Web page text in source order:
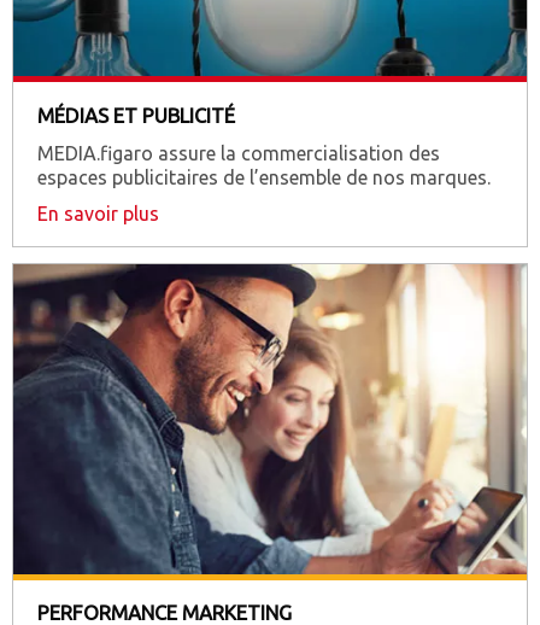
MÉDIAS ET PUBLICITÉ
MEDIA.figaro assure la commercialisation des
espaces publicitaires de l’ensemble de nos marques.
En savoir plus
PERFORMANCE MARKETING